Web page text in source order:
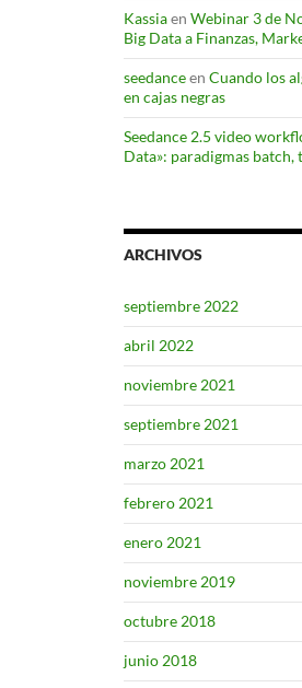
Kassiaen Webinar 3 de
Big Data a Finanzas,
seedanceen Cuando los
en cajas negras
Seedance 2.5 video
Data»: paradigmas batch,
ARCHIVOS
septiembre 2022
abril 2022
noviembre 2021
septiembre 2021
marzo 2021
febrero 2021
enero 2021
noviembre 2019
octubre 2018
junio 2018